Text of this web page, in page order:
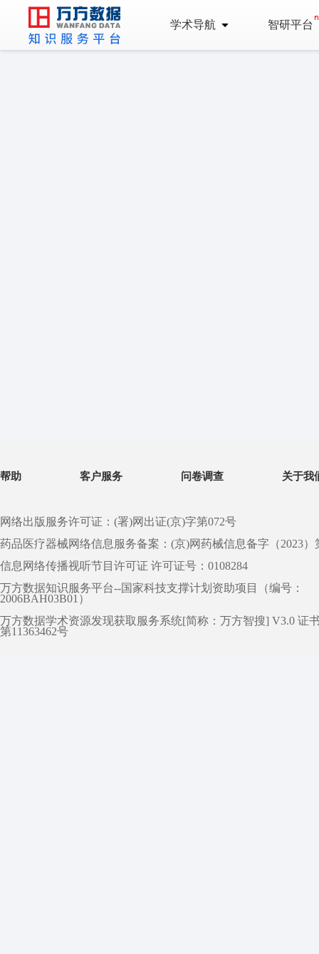
学术导航 智研平台
帮助 客户服务 问卷调查 关于我
网络出版服务许可证：(署)网出证(京)字第072号
药品医疗器械网络信息服务备案：(京)网药械信息备字（2023）
信息网络传播视听节目许可证 许可证号：0108284
万方数据知识服务平台--国家科技支撑计划资助项目（编号：
2006BAH03B01）
万方数据学术资源发现获取服务系统[简称：万方智搜] V3.0 证
第11363462号